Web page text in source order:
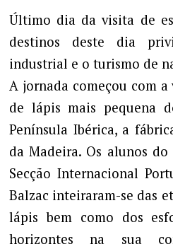
Último dia da visita de
destinos deste dia
industrial e o turismo de
A jornada começou com
de lápis mais pequena
Península Ibérica, a
da Madeira. Os alunos
Secção Internacional
Balzac inteiraram-se das
lápis bem como dos
horizontes na sua